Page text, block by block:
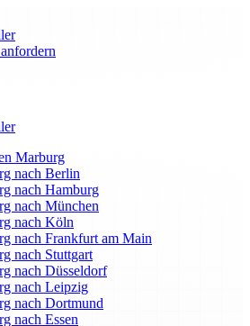
Marburg
nach Berlin
nach Hamburg
nach München
nach Köln
nach Frankfurt am Main
nach Stuttgart
nach Düsseldorf
nach Leipzig
nach Dortmund
nach Essen